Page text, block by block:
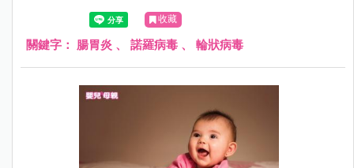
收藏
關鍵字： 腸胃炎 、 諾羅病毒 、 輪狀病毒